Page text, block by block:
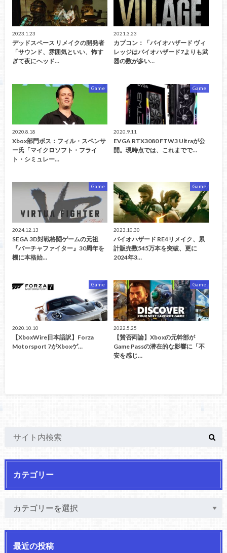
2023.1.23
デッドスペース リメイクの開発者
「サウンド、雰囲気といい、怖す
ぎて夜にヘッド…
2021.3.23
カプコン：「バイオハザード ヴィ
レッジはバイオハザード7よりも武
器の数が多い…
Game
2020.8.18
Xbox部門ボス：フィル・スペンサ
ー氏「マイクロソフト・フライ
ト・シミュレー…
Game
2020.9.11
EVGA RTX3080 FTW3 Ultraが公
開。現時点では、これまでで…
Game
2024.12.13
SEGA 3D対戦格闘ゲームの元祖
『バーチャファイター』30周年を
機に本格始…
Game
2023.10.30
バイオハザード RE4リメイク、累
計販売数545万本を突破、更に
2024年3…
Game
2020.10.10
【XboxWire日本語訳】Forza
Motorsport 7がXboxゲ…
Game
2022.5.25
【賛否両論】Xboxの元幹部が
Game Passの潜在的な影響に「不
安を感じ…
カテゴリー
最近の投稿